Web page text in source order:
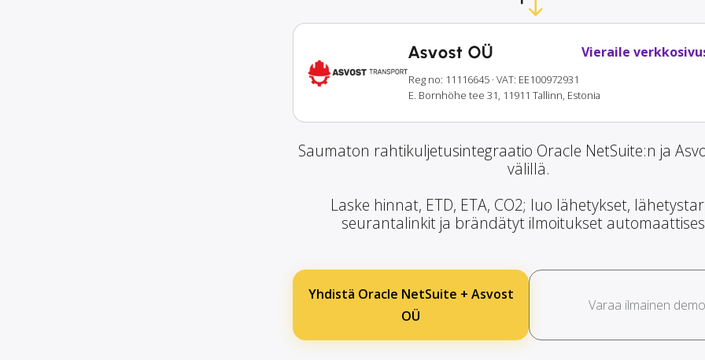
Asvost OÜ Vieraile
Reg no: 11116645 · VAT: EE100972931
E. Bornhöhe tee 31, 11911 Tallinn, Estonia
Saumaton rahtikuljetusintegraatio Oracle NetSuite:n ja
välillä.
Laske hinnat, ETD, ETA, CO2; luo lähetykset,
seurantalinkit ja brändätyt ilmoitukset
Yhdistä Oracle NetSuite + Asvost
OÜ
Varaa ilmainen demo